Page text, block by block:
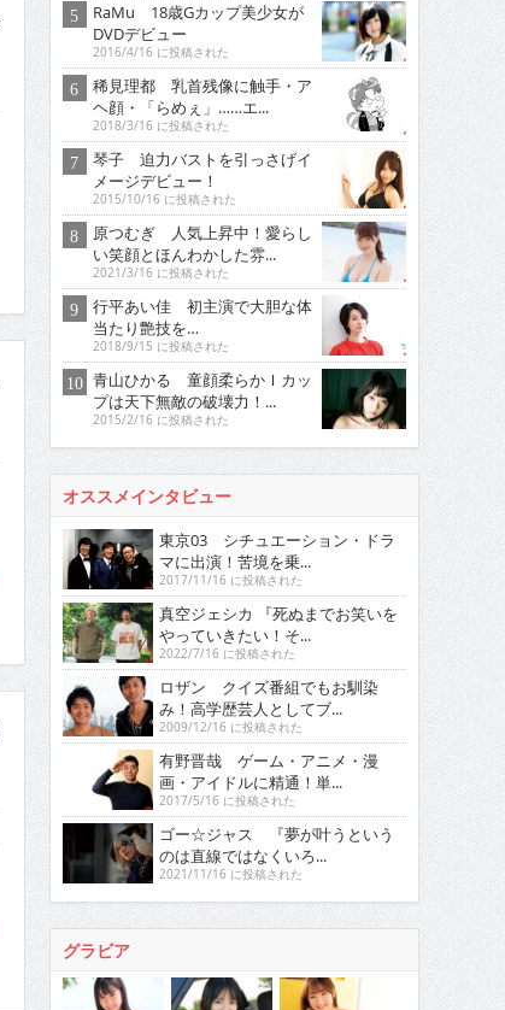
RaMu 18歳Gカップ美少女が
DVDデビュー
2016/4/16 に投稿された
稀見理都 乳首残像に触手・ア
ヘ顔・「らめぇ」……エ...
2018/3/16 に投稿された
琴子 迫力バストを引っさげイ
メージデビュー！
2015/10/16 に投稿された
原つむぎ 人気上昇中！愛らし
い笑顔とほんわかした雰...
2021/3/16 に投稿された
行平あい佳 初主演で大胆な体
当たり艶技を…
2018/9/15 に投稿された
青山ひかる 童顔柔らかＩカッ
プは天下無敵の破壊力！...
2015/2/16 に投稿された
オススメインタビュー
東京03 シチュエーション・ドラ
マに出演！苦境を乗...
2017/11/16 に投稿された
真空ジェシカ 『死ぬまでお笑いを
やっていきたい！そ...
2022/7/16 に投稿された
ロザン クイズ番組でもお馴染
み！高学歴芸人としてブ...
2009/12/16 に投稿された
有野晋哉 ゲーム・アニメ・漫
画・アイドルに精通！単...
2017/5/16 に投稿された
ゴー☆ジャス 『夢が叶うという
のは直線ではなくいろ...
2021/11/16 に投稿された
グラビア